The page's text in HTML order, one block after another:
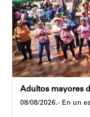
Andyvell Román
08/08/2026.- En un